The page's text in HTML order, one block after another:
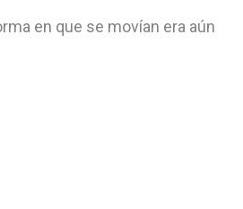
en que se movían era aún